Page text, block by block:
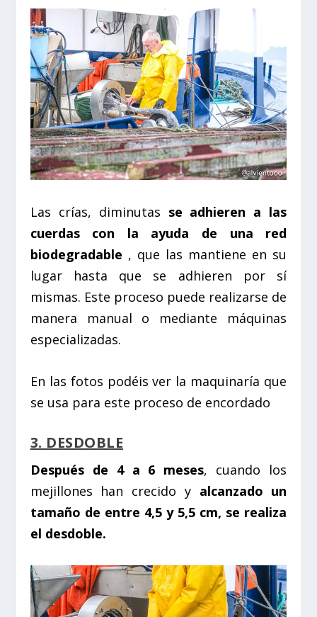
Las crías, diminutas se adhieren a las
cuerdas con la ayuda de una red
biodegradable , que las mantiene en su
lugar hasta que se adhieren por sí
mismas. Este proceso puede realizarse de
manera manual o mediante máquinas
especializadas.
En las fotos podéis ver la maquinaría que
se usa para este proceso de encordado
3. DESDOBLE
Después de 4 a 6 meses, cuando los
mejillones han crecido y alcanzado un
tamaño de entre 4,5 y 5,5 cm, se realiza
el desdoble.